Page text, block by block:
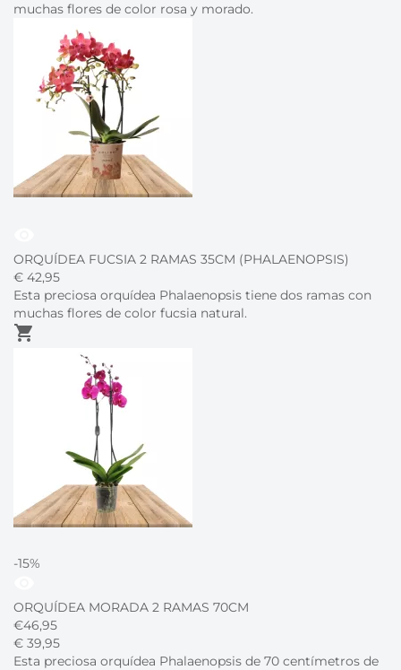
muchas flores de color rosa y morado.
ORQUÍDEA FUCSIA 2 RAMAS 35CM (PHALAENOPSIS)
€ 42,95
Esta preciosa orquídea Phalaenopsis tiene dos ramas con
muchas flores de color fucsia natural.
shopping_cart
-15%
ORQUÍDEA MORADA 2 RAMAS 70CM
€46,95
€ 39,95
Esta preciosa orquídea Phalaenopsis de 70 centímetros de